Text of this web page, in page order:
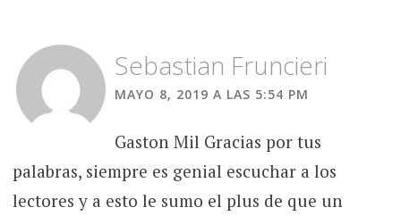
entradaSebastian Fruncieri
MAYO 8, 2019 A LAS 5:54 PM
Gaston Mil Gracias por tus
palabras, siempre es genial escuchar a los
lectores y a esto le sumo el plus de que un